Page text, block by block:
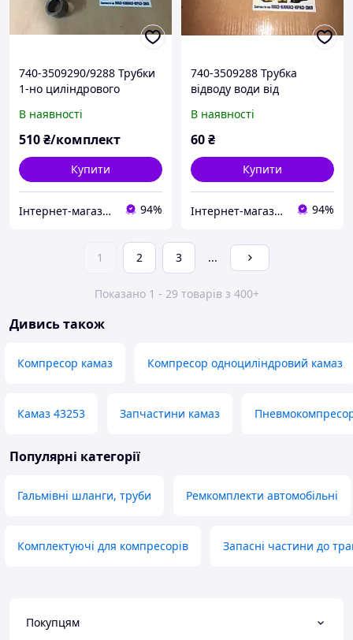
740-3509290/9288 Трубки
1-но циліндрового
(комплект з двох)
В наявності
510₴/комплект
Купити
Інтернет-магазин запчастин МАЗ КАМАЗ КРАЗ ЗИЛ ГАЗ "Орбіта Запчастина" 94%
740-3509288 Трубка
відводу води від
циліндрового)
В наявності
60₴
Купити
Інтернет-магазин запчастин МАЗ КАМАЗ КРАЗ ЗИЛ ГАЗ "Орбіта Запчастина" 94%
1 2 3 ...
Показано 1 - 29 товарів з 400+
Дивись також
Компресор камаз Компресор одноциліндровий камаз
Камаз 43253 Запчастини камаз
Популярні категорії
Гальмівні шланги, труби Ремкомплекти автомобільні
Комплектуючі для компресорів Запасні частини до
Покупцям